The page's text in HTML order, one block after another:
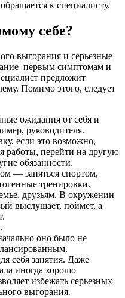
к специалисту.
себе?
выгорания и серьезные
первым симптомам и
предложит
Помимо этого, следует
ожидания от себя и
руководителя.
если это возможно,
работы, перейти на другую
обязанности.
— заняться спортом,
тренировки.
друзьям. В окружении
выслушает, поймет, а
оно было не
себя занятия. Даже
иногда хорошо
избежать серьезных
выгорания.